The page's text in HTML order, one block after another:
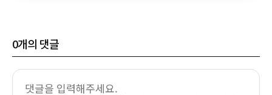
0개의 댓글